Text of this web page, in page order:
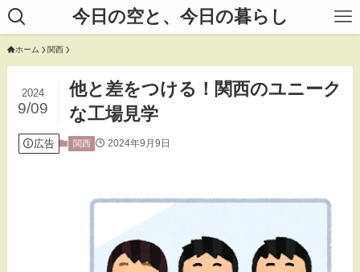
今日の空と、今日の暮らし
ホーム 関西
他と差をつける！関西のユニーク
な工場見学
2024
9/09
広告 関西 2024年9月9日